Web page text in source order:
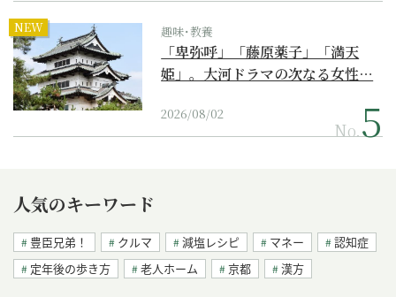
NEW 趣味･教養
「卑弥呼」「藤原薬子」「満天
姫」。大河ドラマの次なる女性…
2026/08/02
No.
人気のキーワード
豊臣兄弟！ クルマ 減塩レシピ マネー
認知症
定年後の歩き方
老人ホーム 京都 漢方